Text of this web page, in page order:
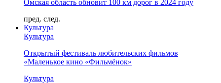
Омская область обновит 100 км дорог в 2024 году
пред. след.
Культура
Культура
Открытый фестиваль любительских фильмов
«Маленькое кино «Фильмёнок»
Культура